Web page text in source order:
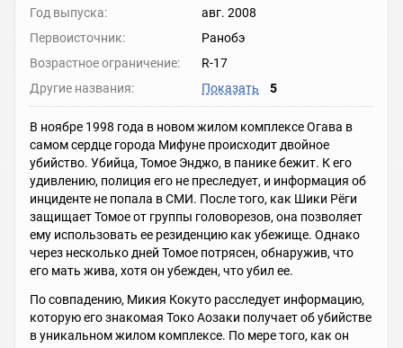
Год выпуска:
авг. 2008
Первоисточник:
Ранобэ
Возрастное ограничение:
R-17
Другие названия:
Показать 5
В ноябре 1998 года в новом жилом комплексе Огава в
самом сердце города Мифуне происходит двойное
убийство. Убийца, Томое Энджо, в панике бежит. К его
удивлению, полиция его не преследует, и информация об
инциденте не попала в СМИ. После того, как Шики Рёги
защищает Томое от группы головорезов, она позволяет
ему использовать ее резиденцию как убежище. Однако
через несколько дней Томое потрясен, обнаружив, что
его мать жива, хотя он убежден, что убил ее.
По совпадению, Микия Кокуто расследует информацию,
которую его знакомая Токо Аозаки получает об убийстве
в уникальном жилом комплексе. По мере того, как он